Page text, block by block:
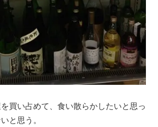
買い占めて、食い散らかしたいと思っ
と思う。